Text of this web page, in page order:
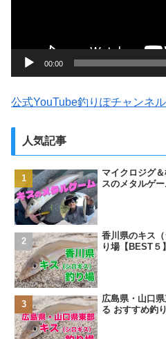
00:00
公式YouTube釣りぽチャンネル
人気記事
マイクロジグ
スのメタルゲ
香川県のキス
り場【BEST５】
広島県・山口
る おすすめ釣